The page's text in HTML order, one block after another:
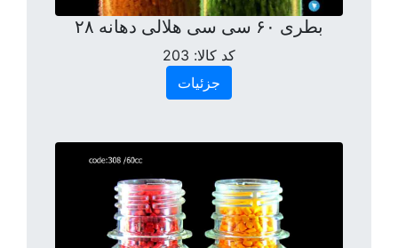
بطری ۶۰ سی سی هلالی دهانه ۲۸
کد کالا: 203
جزئیات